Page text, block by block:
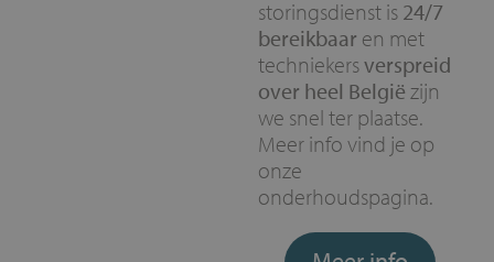
storingsdienst is 24/7
bereikbaar en met
techniekersverspreid
over heel België zijn
we snel ter plaatse.
Meer info vind je op
onze
onderhoudspagina.